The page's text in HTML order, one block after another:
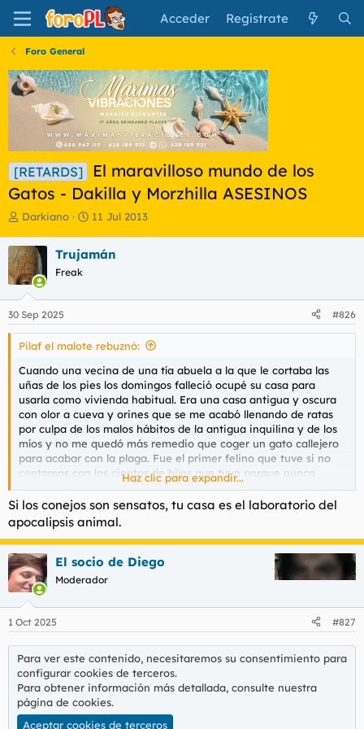
Acceder Regístrate
Foro General
[RETARDS]
El maravilloso mundo de los
Gatos - Dakilla y Morzhilla ASESINOS
I
i
c
i
a
d
o
r
d
l
t
e
m
a
Darkiano
F
h
e
n
i
i
o
11 Jul 2013
Trujamán
Freak
30 Sep 2025 #826
Pilaf el malote rebuznó:
Cuando una vecina de una tía abuela a la que le cortaba las
uñas de los pies los domingos falleció ocupé su casa para
usarla como vivienda habitual. Era una casa antigua y oscura
con olor a cueva y orines que se me acabó llenando de ratas
por culpa de los malos hábitos de la antigua inquilina y de los
míos y no me quedó más remedio que coger un gato callejero
para acabar con la plaga. Fue el primer felino que tuve si no
contamos con los cientos de hijos que tuvo porque nunca
llegué considerarlos realmente míos. El gato al que bauticé
como José Alfredo resultó ser una gata, y la muy puta se
escapaba todas las noches por los tejados en busca de
experiencias orgíacas con todos los gatos de la vecindad:
castrados, sin castrar, solteros, casados, con hijos, tuertos,
obesos, escuálidos, con collar antipulgas, con sida... le daba a
todo.
Al principio regalaba los gatitos por ahí o los dejaba en cajas
en los descapados pero en algún momento la situación se hizo
insostenible. Debido a mi incurable desidia algunos acabaron
creciendo demasiado y llegaron a edades peligrosas y más de
uno acabó agrediéndome sin mediar palabra hasta hacerme
sangrar, así que acabé llamando al veterinario y el muy hijo de
puta me quería cobrar ochenta euros sólo por esterilizarla, sin
contar con los medicamentos, que seguramente habrían hecho
subir la factura al doble. Total, que un día cogí una piedra y los
Haz clic para expandir...
Si los conejos son sensatos, tu casa es el laboratorio del
apocalipsis animal.
El socio de Diego
Moderador
1 Oct 2025 #827
Para ver este contenido, necesitaremos su consentimiento para
configurar cookies de terceros.
Para obtener información más detallada, consulte nuestra
página de cookies.
Aceptar cookies de terceros